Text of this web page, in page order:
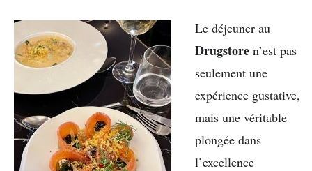
Le déjeuner au
Drugstore n’est pas
seulement une
expérience gustative,
mais une véritable
plongée dans
l’excellence